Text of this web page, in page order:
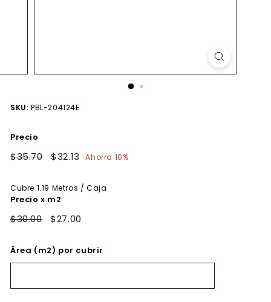
SKU: PBL-204124E
Precio
Precio
$35.70$35.70
Precio
$32.13 $32.13
Ahorra 10%
Cubre 1.19 Metros / Caja
Precio x m2
$30.00 $27.00
Área (m2) por cubrir